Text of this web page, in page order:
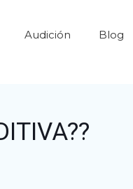
Audición Blog